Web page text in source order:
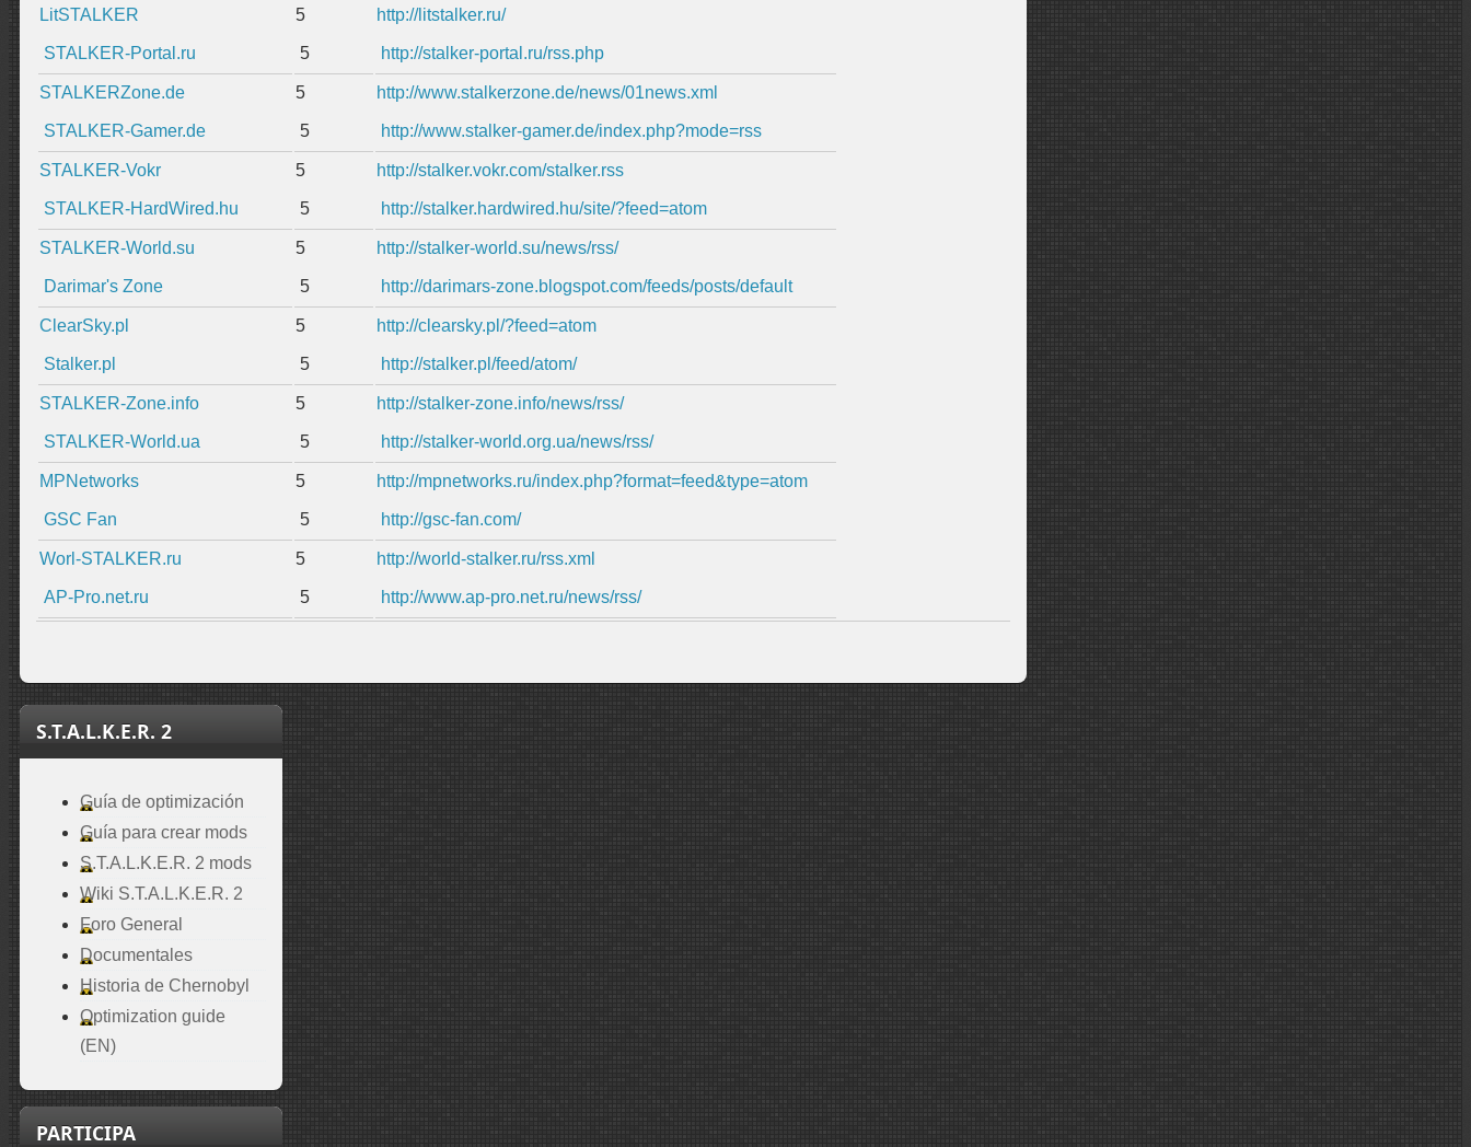
LitSTALKER 5 http://litstalker.ru/
STALKER-Portal.ru 5 http://stalker-portal.ru/rss.php
STALKERZone.de 5 http://www.stalkerzone.de/news/01news.xml
STALKER-Gamer.de 5 http://www.stalker-gamer.de/index.php?mode=rss
STALKER-Vokr 5 http://stalker.vokr.com/stalker.rss
STALKER-HardWired.hu 5 http://stalker.hardwired.hu/site/?feed=atom
STALKER-World.su 5 http://stalker-world.su/news/rss/
Darimar's Zone 5 http://darimars-zone.blogspot.com/feeds/posts/default
ClearSky.pl 5 http://clearsky.pl/?feed=atom
Stalker.pl 5 http://stalker.pl/feed/atom/
STALKER-Zone.info 5 http://stalker-zone.info/news/rss/
STALKER-World.ua 5 http://stalker-world.org.ua/news/rss/
MPNetworks 5 http://mpnetworks.ru/index.php?format=feed&type=atom
GSC Fan 5 http://gsc-fan.com/
Worl-STALKER.ru 5 http://world-stalker.ru/rss.xml
AP-Pro.net.ru 5 http://www.ap-pro.net.ru/news/rss/
S.T.A.L.K.E.R. 2
Guía de optimización
Guía para crear mods
S.T.A.L.K.E.R. 2 mods
Wiki S.T.A.L.K.E.R. 2
Foro General
Documentales
Historia de Chernobyl
Optimization guide
(EN)
PARTICIPA